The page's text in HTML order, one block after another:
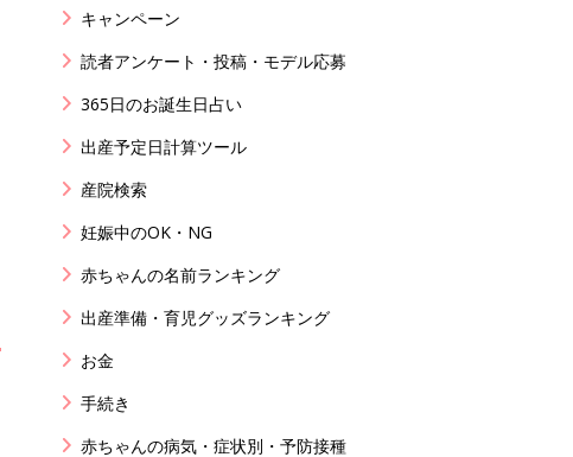
キャンペーン
読者アンケート・投稿・モデル応募
365日のお誕生日占い
出産予定日計算ツール
産院検索
妊娠中のOK・NG
赤ちゃんの名前ランキング
出産準備・育児グッズランキング
お金
手続き
赤ちゃんの病気・症状別・予防接種